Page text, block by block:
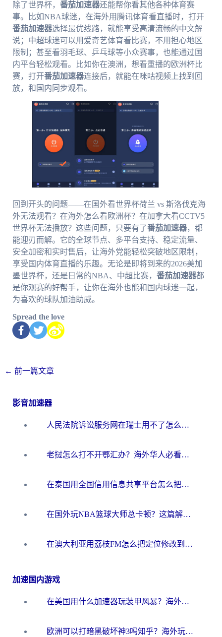
除了世界杯， 番茄加速器还能帮你看其他各种体育赛
事。比如NBA球迷，在海外用腾讯体育看直播时，打开
番茄加速器选择最优线路，就能享受高清流畅的中文解
说；中超球迷可以用爱奇艺体育看比赛，不用担心地区
限制；甚至看羽毛球、乒乓球等小众赛事，也能通过国
内平台轻松观看。比如你在澳洲，想看重播的欧洲杯比
赛，打开番茄加速器连接后，就能在咪咕视频上找到回
放，和国内同步观看。
回到开头的问题——在国外看世界杯荷兰 vs 斯洛伐克海
外无法观看？在海外怎么看欧洲杯？在加拿大看CCTV5
世界杯无法播放？这些问题，只要有了番茄加速器，都
能迎刃而解。它的全球节点、多平台支持、稳定流量、
安全加密和实时售后，让海外党能轻松突破地区限制，
享受国内体育直播的乐趣。无论是即将到来的2026美加
墨世界杯，还是日常的NBA、中超比赛， 番茄加速器都
是你观赛的好帮手，让你在海外也能和国内球迷一起，
为喜欢的球队加油助威。
Spread the love
← 前一篇文章
影音加速器
人民法院诉讼服务网在瑞士用不了怎么办？海外华人必备的回国加速指南
老挝怎么打不开鄂汇办？海外华人必看的回国加速全攻略（附欧洲杯小说流畅技巧）
在泰国用全国信用信息共享平台怎么把定位修改到中国国内？海外党解决国内服务访问难题的实用指南
在国外玩NBA篮球大师总卡顿？这篇解决你所有海外看国内内容的烦恼
在澳大利亚用荔枝FM怎么把定位修改到中国国内？海外华人必看的内容访问指南
加速国内游戏
在美国用什么加速器玩装甲风暴？海外玩家亲测有效的国服游戏加速指南
欧洲可以打暗黑破坏神3吗知乎？海外玩家国服游戏加速终极指南